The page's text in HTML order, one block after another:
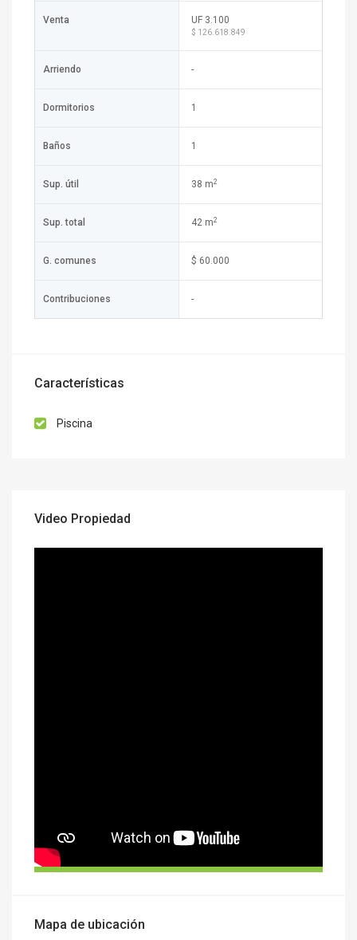
Venta UF 3.100
$ 126.618.849
Arriendo -
Dormitorios 1
Baños 1
Sup. útil 38 m2
Sup. total 42 m2
G. comunes $ 60.000
Contribuciones -
Características
Piscina
Video Propiedad
Mapa de ubicación